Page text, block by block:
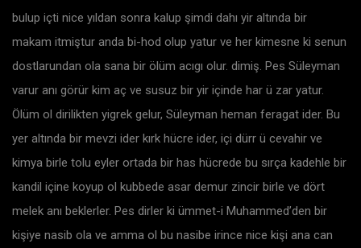
bulup içti nice yıldan sonra kalup şimdi dahı yir altında bir
makam itmiştur anda bi-hod olup yatur ve her kimesne ki senun
dostlarundan ola sana bir ölüm acıgı olur. dimiş. Pes Süleyman
varur anı görür kim aç ve susuz bir yir içinde har ü zar yatur.
Ölüm ol dirilikten yigrek gelur, Süleyman heman feragat ider. Bu
yer altında bir mevzi ider kırk hücre ider, içi dürr ü cevahir ve
kimya birle tolu eyler ortada bir has hücrede bu sırça kadehle bir
kandil içine koyup ol kubbede asar demur zincir birle ve dört
melek anı beklerler. Pes dirler ki ümmet-i Muhammed’den bir
kişiye nasib ola ve amma ol bu nasibe irince nice kişi ana can